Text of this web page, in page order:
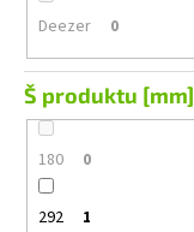
Deezer 0
Š produktu [mm]
180 0
292 1